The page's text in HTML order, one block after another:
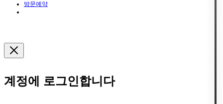
방문예약
계정에 로그인합니다